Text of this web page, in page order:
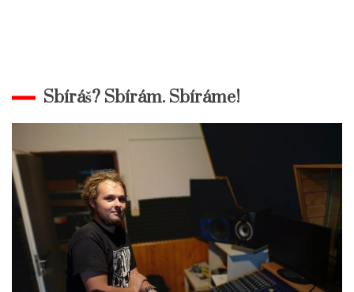
Sbíráš? Sbírám. Sbíráme!